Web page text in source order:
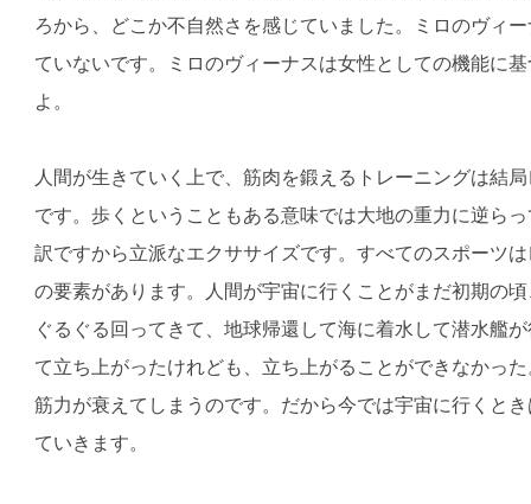
ろから、どこか不自然さを感じていました。ミロのヴィ
ていないです。ミロのヴィーナスは女性としての機能に
よ。
人間が生きていく上で、筋肉を鍛えるトレーニングは結
です。歩くということもある意味では大地の重力に逆ら
訳ですから立派なエクササイズです。すべてのスポーツ
の要素があります。人間が宇宙に行くことがまだ初期の
ぐるぐる回ってきて、地球帰還して海に着水して潜水艦
て立ち上がったけれども、立ち上がることができなかっ
筋力が衰えてしまうのです。だから今では宇宙に行くと
ていきます。